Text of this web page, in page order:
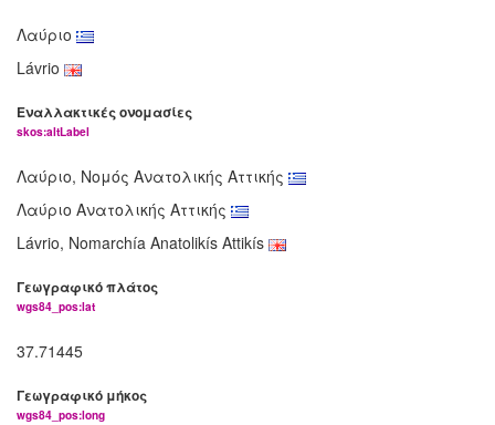
Λαύριο
Lávrio
Εναλλακτικές ονομασίες
skos:altLabel
Λαύριο, Νομός Ανατολικής Αττικής
Λαύριο Ανατολικής Αττικής
Lávrio, Nomarchía Anatolikís Attikís
Γεωγραφικό πλάτος
wgs84_pos:lat
37.71445
Γεωγραφικό μήκος
wgs84_pos:long